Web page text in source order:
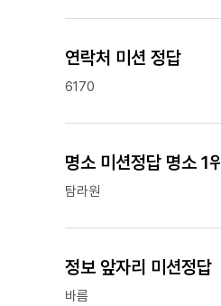
연락처 미션 정답
6170
명소 미션정답 명소 1위
탐라원
정보 앞자리 미션정답
바름